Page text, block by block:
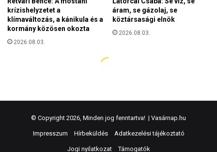
© Copyright 2026, Minden jog fenntartva! | Vasárnap.hu
Impresszum Hírbeküldés Adatkezelési tájékoztató
Jogi nyilatkozat Támogatók